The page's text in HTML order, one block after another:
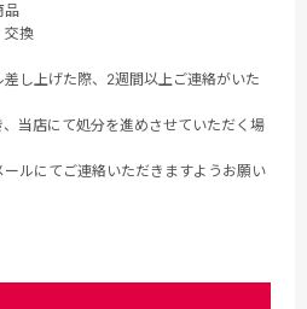
品
交換
し上げた際、2週間以上ご連絡がいた
当店にて処分を進めさせていただく場
ルにてご連絡いただきますようお願い